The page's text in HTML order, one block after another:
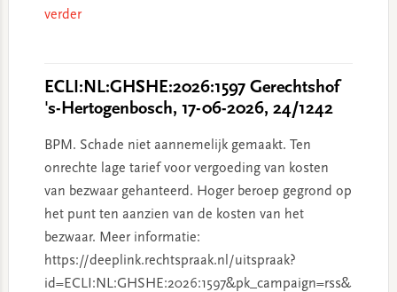
verder
ECLI:NL:GHSHE:2026:1597 Gerechtshof
's-Hertogenbosch, 17-06-2026, 24/1242
BPM. Schade niet aannemelijk gemaakt. Ten
onrechte lage tarief voor vergoeding van kosten
van bezwaar gehanteerd. Hoger beroep gegrond op
het punt ten aanzien van de kosten van het
bezwaar. Meer informatie:
https://deeplink.rechtspraak.nl/uitspraak?
id=ECLI:NL:GHSHE:2026:1597&pk_campaign=rss&